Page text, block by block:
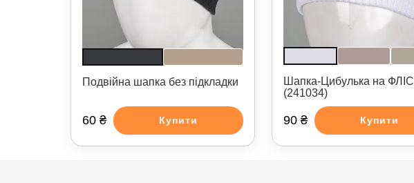
Подвійна шапка без підкладки
60 ₴ Купити
Шапка-Цибулька на ФЛІСІ
(241034)
90 ₴ Купити